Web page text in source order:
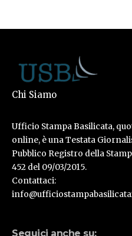
Chi Siamo
Ufficio Stampa Basilicata,
online, è una Testata
Pubblico Registro della
452 del 09/03/2015.
Contattaci:
Seguici anche su: